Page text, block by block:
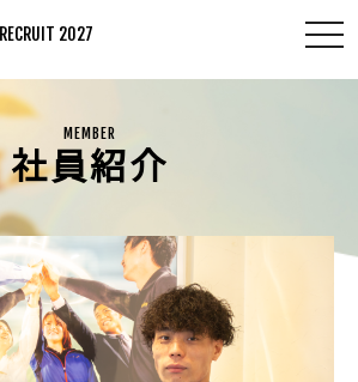
RECRUIT 2027
MEMBER
社員紹介